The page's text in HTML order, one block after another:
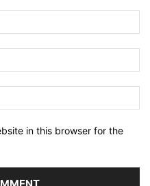
in this browser for the